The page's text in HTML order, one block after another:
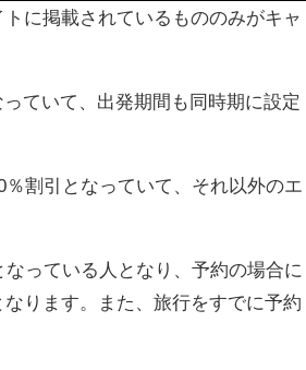
に掲載されているもののみがキャ
ていて、出発期間も同時期に設定
割引となっていて、それ以外のエ
っている人となり、予約の場合に
ります。また、旅行をすでに予約